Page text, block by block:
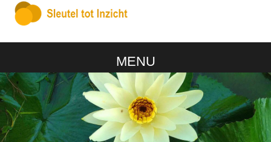
MENU